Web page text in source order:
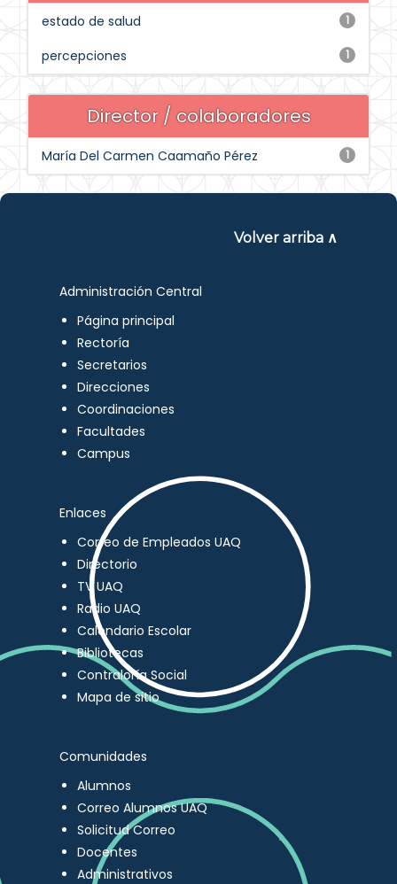
1
estado de salud
1
percepciones
Director / colaboradores
1
María Del Carmen Caamaño Pérez
Volver arriba ∧
Administración Central
Página principal
Rectoría
Secretarios
Direcciones
Coordinaciones
Facultades
Campus
Enlaces
Correo de Empleados UAQ
Directorio
TV UAQ
Radio UAQ
Calendario Escolar
Bibliotecas
Contraloría Social
Mapa de sitio
Comunidades
Alumnos
Correo Alumnos UAQ
Solicitud Correo
Docentes
Administrativos